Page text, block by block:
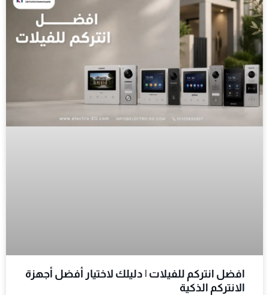
افضل انتركم للفيلات | دليلك لاختيار أفضل أجهزة
الانتركم الذكية